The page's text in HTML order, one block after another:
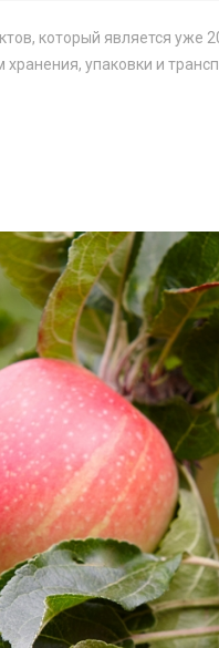
который является
упаковки и